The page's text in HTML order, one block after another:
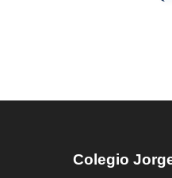
Colegio